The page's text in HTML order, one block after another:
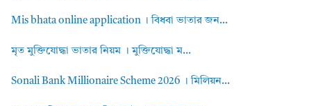
Mis bhata online application । বিধবা ভাতার জন...
মৃত মুক্তিযোদ্ধা ভাতার নিয়ম । মুক্তিযোদ্ধা ম...
Sonali Bank Millionaire Scheme 2026 । মিলিয়ন...